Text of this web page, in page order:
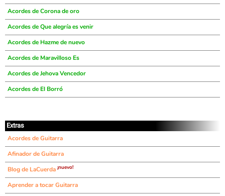
Acordes de Corona de oro
Acordes de Que alegría es venir
Acordes de Hazme de nuevo
Acordes de Maravilloso Es
Acordes de Jehova Vencedor
Acordes de El Borró
Extras
Acordes de Guitarra
Afinador de Guitarra
Blog de LaCuerda ¡nuevo!
Aprender a tocar Guitarra